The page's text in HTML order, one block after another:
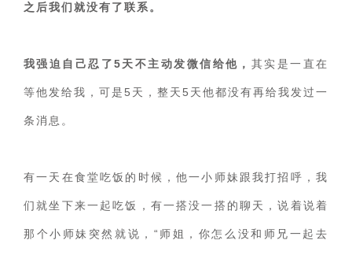
之后我们就没有了联系。
我强迫自己忍了5天不主动发微信给他， 其实是一直在
等他发给我，可是5天，整天5天他都没有再给我发过一
条消息。
有一天在食堂吃饭的时候，他一小师妹跟我打招呼，我
们就坐下来一起吃饭，有一搭没一搭的聊天，说着说着
那个小师妹突然就说，“师姐，你怎么没和师兄一起去